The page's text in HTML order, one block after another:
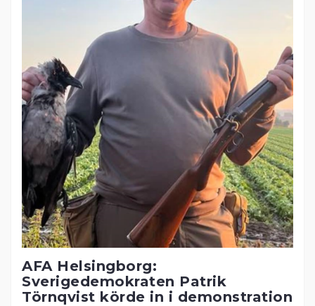
AFA Helsingborg:
Sverigedemokraten Patrik
Törnqvist körde in i demonstration